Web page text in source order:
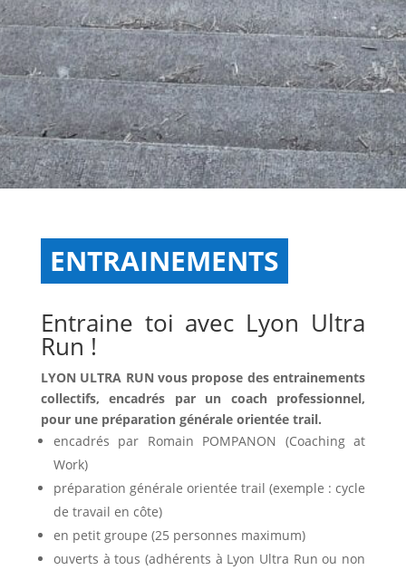
ENTRAINEMENTS
Entraine toi avec Lyon Ultra
Run !
LYON ULTRA RUN vous propose des entrainements
collectifs, encadrés par un coach professionnel,
pour une préparation générale orientée trail.
encadrés par Romain POMPANON (Coaching at
Work)
préparation générale orientée trail (exemple : cycle
de travail en côte)
en petit groupe (25 personnes maximum)
ouverts à tous (adhérents à Lyon Ultra Run ou non